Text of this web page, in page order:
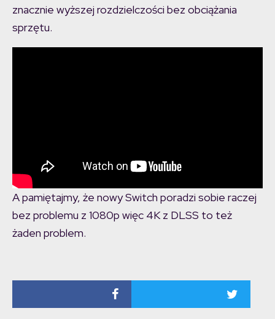
znacznie wyższej rozdzielczości bez obciążania
sprzętu.
A pamiętajmy, że nowy Switch poradzi sobie raczej
bez problemu z 1080p więc 4K z DLSS to też
żaden problem.